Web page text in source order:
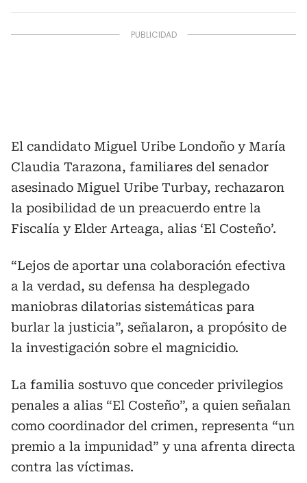
El candidato Miguel Uribe Londoño y María
Claudia Tarazona, familiares del senador
asesinado Miguel Uribe Turbay, rechazaron
la posibilidad de un preacuerdo entre la
Fiscalía y Elder Arteaga, alias ‘El Costeño’.
“Lejos de aportar una colaboración efectiva
a la verdad, su defensa ha desplegado
maniobras dilatorias sistemáticas para
burlar la justicia”, señalaron, a propósito de
la investigación sobre el magnicidio.
La familia sostuvo que conceder privilegios
penales a alias “El Costeño”, a quien señalan
como coordinador del crimen, representa “un
premio a la impunidad” y una afrenta directa
contra las víctimas.